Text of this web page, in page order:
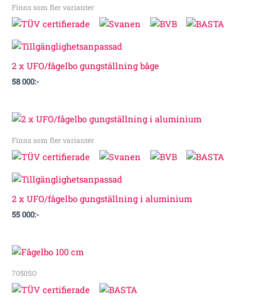
Finns som fler varianter
2 x UFO/fågelbo gungställning båge
58 000:-
Finns som fler varianter
2 x UFO/fågelbo gungställning i aluminium
55 000:-
7050SO